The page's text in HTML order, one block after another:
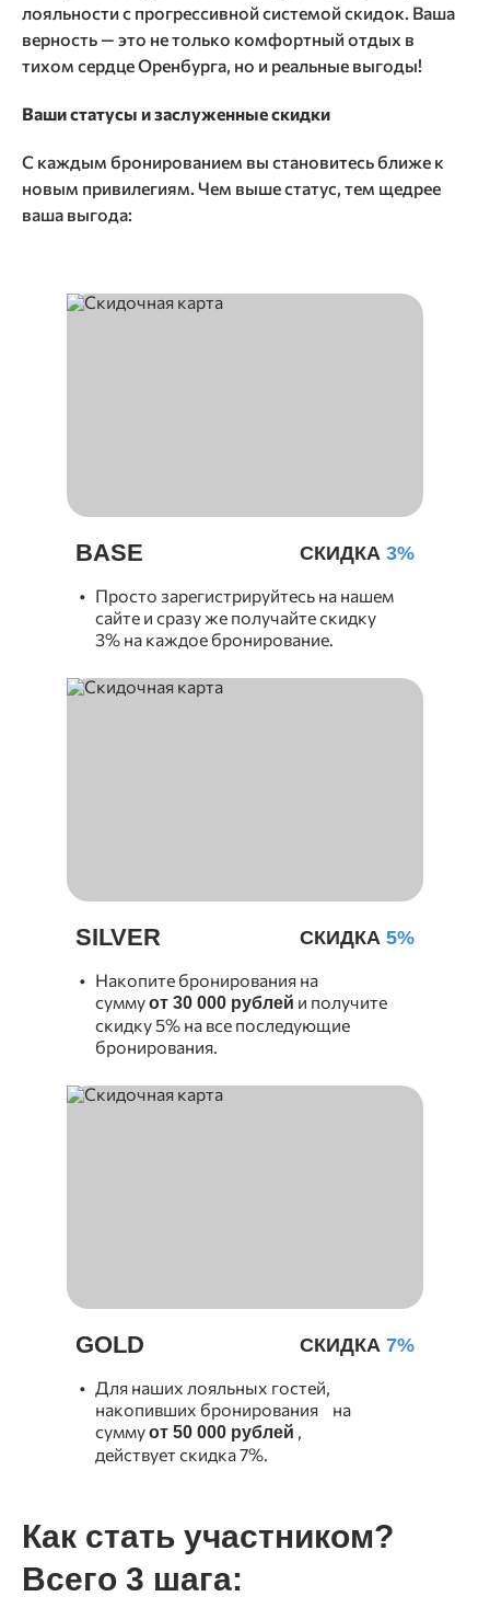
лояльности с прогрессивной системой скидок. Ваша
верность — это не только комфортный отдых в
тихом сердце Оренбурга, но и реальные выгоды!
Ваши статусы и заслуженные скидки
С каждым бронированием вы становитесь ближе к
новым привилегиям. Чем выше статус, тем щедрее
ваша выгода:
BASE СКИДКА 3%
Просто зарегистрируйтесь на нашем
сайте и сразу же получайте скидку
3% на каждое бронирование.
SILVER СКИДКА 5%
Накопите бронирования на
суммуот 30 000 рублей и получите
скидку 5% на все последующие
бронирования.
GOLD СКИДКА 7%
Для наших лояльных гостей,
накопивших бронирования на
суммуот 50 000 рублей ,
действует скидка 7%.
Как стать участником?
Всего 3 шага: